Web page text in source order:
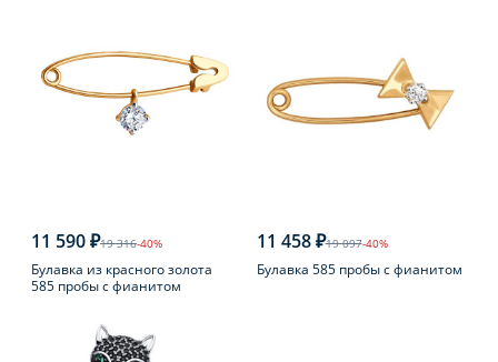
11 590 ₽19 316-40%
Булавка из красного золота
585 пробы с фианитом
11 458 ₽19 097-40%
Булавка 585 пробы с фианитом